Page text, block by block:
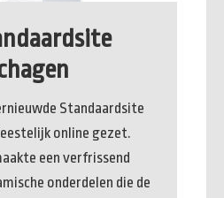
Standaardsite
online gezet.
een verfrissend
onderdelen die de